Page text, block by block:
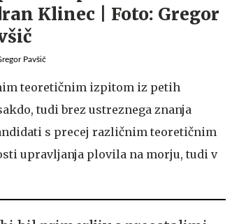
Pavšič
teoretičnim izpitom iz petih
tudi brez ustreznega znanja
s precej različnim teoretičnim
upravljanja plovila na morju, tudi v